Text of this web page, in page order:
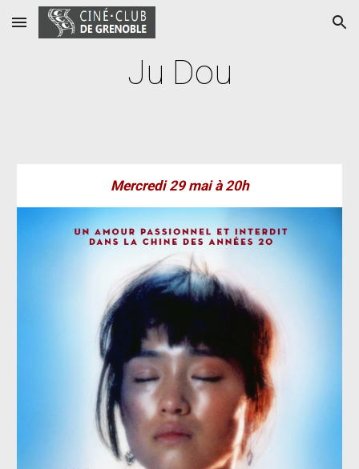
Skip to main content Skip to navigation
Ju Dou
Mercredi 29mai à 20h